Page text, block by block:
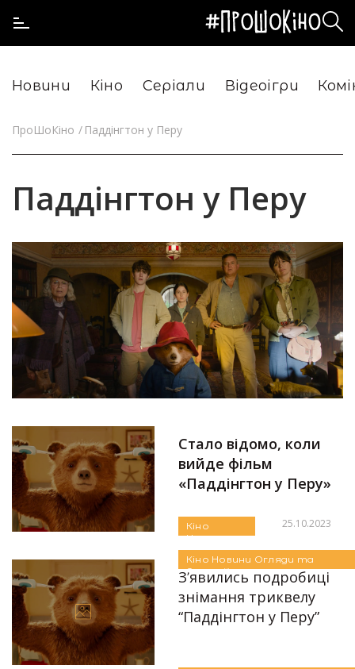
Новини Кіно Серіали Відеоігри
ПроШоКіно Паддінгтон у Перу
Паддінгтон у Перу
Кіно
Новини
Огляди та
Рецензії
Стало відомо, коли
вийде фільм
«Паддінгтон у Перу»
25.10.2023
Кіно Новини Огляди та
Рецензії
З’явились подробиці
знімання триквелу
“Паддінгтон у Перу”